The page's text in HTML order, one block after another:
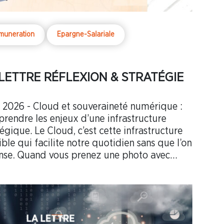
Epargne-Salariale
RÉFLEXION & STRATÉGIE
2026 - Cloud et souveraineté numérique :
les enjeux d’une infrastructure
Le Cloud, c’est cette infrastructure
qui facilite notre quotidien sans que l’on
Quand vous prenez une photo avec